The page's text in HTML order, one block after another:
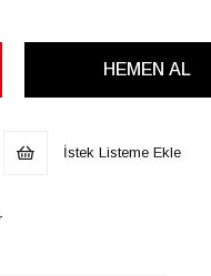
İstek Listeme Ekle